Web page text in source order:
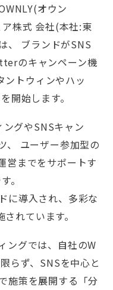
オウン
株式 会社(本社:東
、 ブランドがSNS
のキャンペーン機
トウィンやハッ
開始します。
ングやSNSキャン
、 ユーザー参加型の
営までをサポートす
。
に導入され、多彩な
れています。
ングでは、自社のW
らず、SNSを中心と
施策を展開する「分